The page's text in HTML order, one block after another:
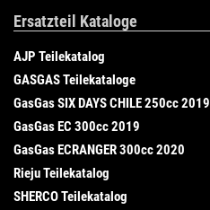
Ersatzteil Kataloge
AJP Teilekatalog
GASGAS Teilekataloge
GasGas SIX DAYS CHILE 250cc 2019
GasGas EC 300cc 2019
GasGas ECRANGER 300cc 2020
Rieju Teilekatalog
SHERCO Teilekatalog